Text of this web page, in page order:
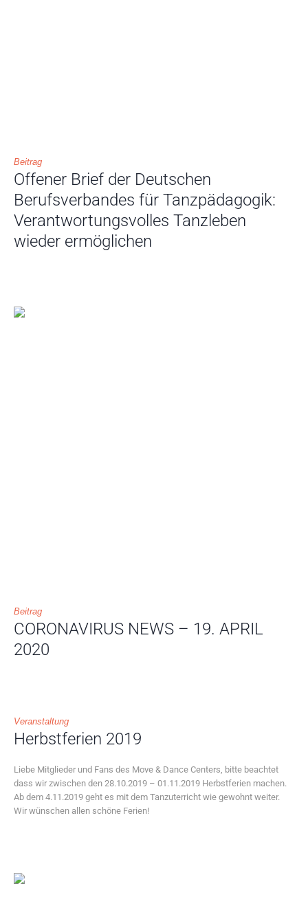
Beitrag
Offener Brief der Deutschen
Berufsverbandes für Tanzpädagogik:
Verantwortungsvolles Tanzleben
wieder ermöglichen
Beitrag
CORONAVIRUS NEWS – 19. APRIL
2020
Veranstaltung
Herbstferien 2019
Liebe Mitglieder und Fans des Move & Dance Centers, bitte beachtet
dass wir zwischen den 28.10.2019 – 01.11.2019 Herbstferien machen.
Ab dem 4.11.2019 geht es mit dem Tanzuterricht wie gewohnt weiter.
Wir wünschen allen schöne Ferien!